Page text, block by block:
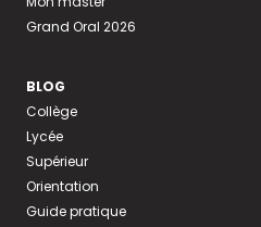
Grand Oral 2026
BLOG
Collège
Lycée
Supérieur
Orientation
Guide pratique